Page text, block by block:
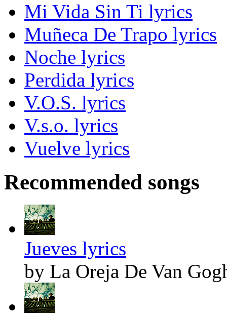
Mi Vida Sin Ti lyrics
Muñeca De Trapo lyrics
Noche lyrics
Perdida lyrics
V.O.S. lyrics
V.s.o. lyrics
Vuelve lyrics
Recommended songs
Jueves lyrics
by La Oreja De Van